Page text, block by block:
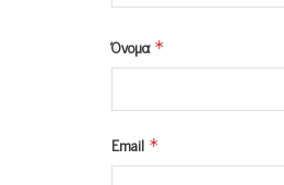
Όνομα *
Email *